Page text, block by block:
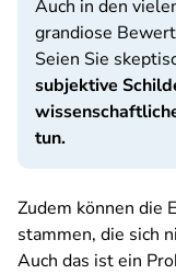
Auch in den
grandiose
Seien Sie
subjektive
tun.
Zudem können die
stammen, die sich
Auch das ist ein